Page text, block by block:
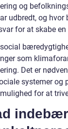
og
udbredt, og hvor
for at skabe
som
Det er
systemer og
for at